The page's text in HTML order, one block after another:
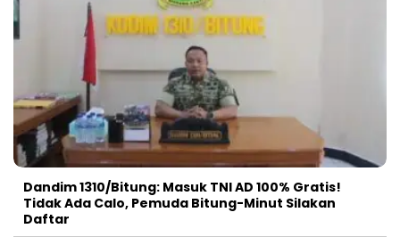
Dandim 1310/Bitung: Masuk TNI AD 100% Gratis!
Tidak Ada Calo, Pemuda Bitung-Minut Silakan
Daftar